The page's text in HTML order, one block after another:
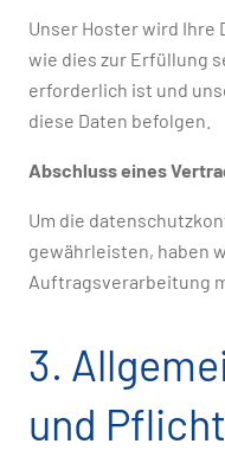
Unser Hoster wird
wie dies zur Erfüllung
erforderlich ist und
diese Daten befolgen.
Abschluss eines
Um die
gewährleisten, haben
Auftragsverarbeitung
3.
und